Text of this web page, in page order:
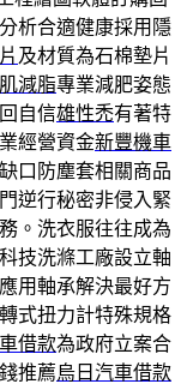
析合適健康採用隱
及材質為石棉墊片
減脂專業減肥姿態
自信雄性禿有著特
經營資金新豐機車
口防塵套相關商品
逆行秘密非侵入緊
。洗衣服往往成為
技洗滌工廠設立軸
用軸承解決最好方
式扭力計特殊規格
借款為政府立案合
推薦烏日汽車借款